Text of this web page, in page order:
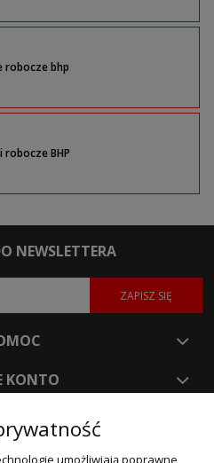
robocze bhp
robocze BHP
NEWSLETTERA
ZAPISZ SIĘ
KONTO
I DOSTAWA
umożliwiają poprawne